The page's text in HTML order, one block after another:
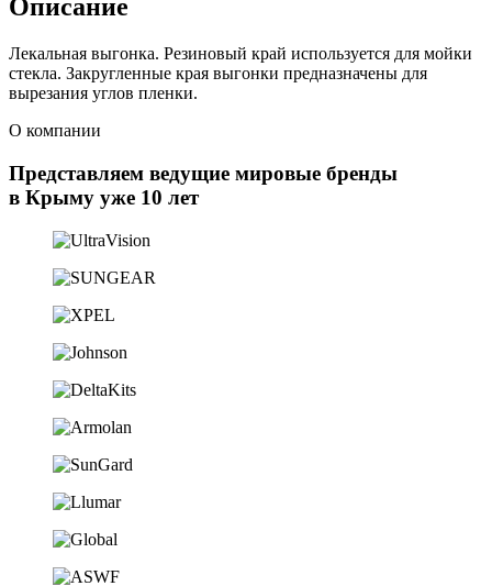
Описание
Лекальная выгонка. Резиновый край используется для мойки
стекла. Закругленные края выгонки предназначены для
вырезания углов пленки.
О компании
Представляем ведущие мировые бренды
в Крыму уже 10 лет